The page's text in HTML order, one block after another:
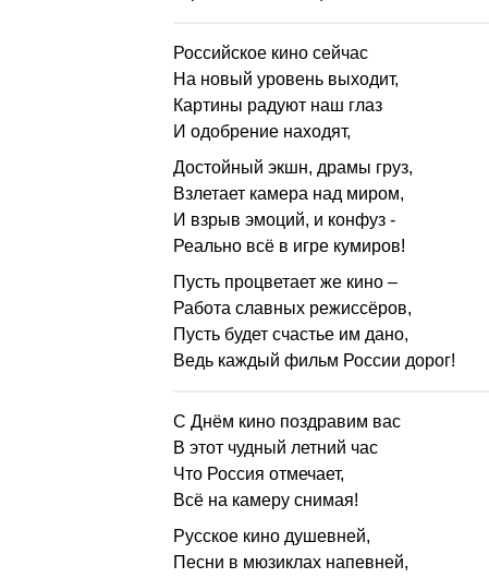
Российское кино сейчас
На новый уровень выходит,
Картины радуют наш глаз
И одобрение находят,
Достойный экшн, драмы груз,
Взлетает камера над миром,
И взрыв эмоций, и конфуз -
Реально всё в игре кумиров!
Пусть процветает же кино –
Работа славных режиссёров,
Пусть будет счастье им дано,
Ведь каждый фильм России дорог!
С Днём кино поздравим вас
В этот чудный летний час
Что Россия отмечает,
Всё на камеру снимая!
Русское кино душевней,
Песни в мюзиклах напевней,